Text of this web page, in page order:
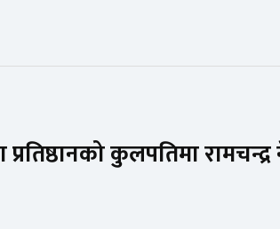
प्रतिष्ठानको कुलपतिमा